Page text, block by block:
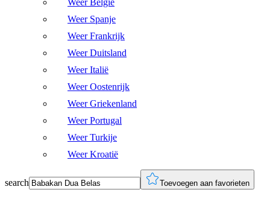
Weer België
Weer Spanje
Weer Frankrijk
Weer Duitsland
Weer Italië
Weer Oostenrijk
Weer Griekenland
Weer Portugal
Weer Turkije
Weer Kroatië
search Toevoegen aan favorieten